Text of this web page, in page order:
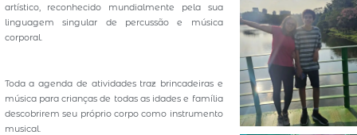
artístico, reconhecido mundialmente pela sua
linguagem singular de percussão e música
corporal.
Toda a agenda de atividades traz brincadeiras e
música para crianças de todas as idades e família
descobrirem seu próprio corpo como instrumento
musical.